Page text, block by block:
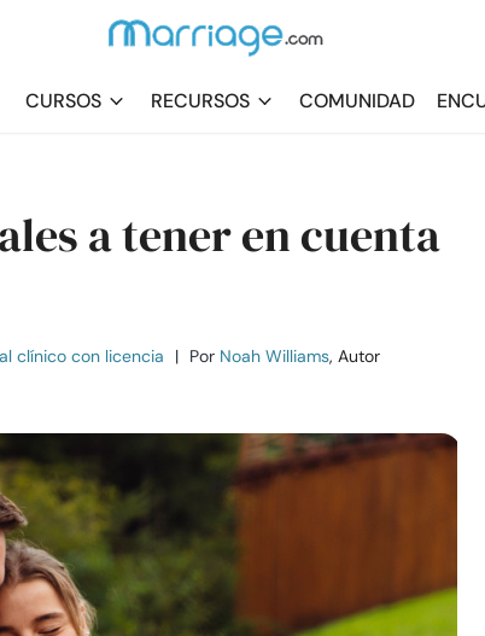
CURSOS RECURSOS COMUNIDAD
a tener en cuenta
clínico con licencia | Por Noah Williams, Autor